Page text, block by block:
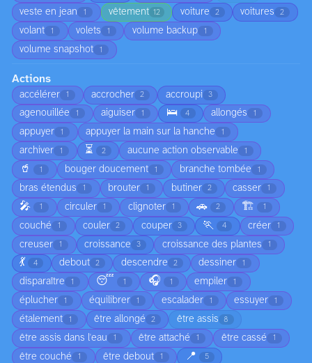
veste en jean 1 vêtement 12 voiture 2 voitures 2
volant 1 volets 1 volume backup 1
volume snapshot 1
Actions
accélérer 1 accrocher 2 accroupi 3
agenouillée 1 aiguiser 1 🛌 4 allongés 1
appuyer 1 appuyer la main sur la hanche 1
archiver 1 ⏳ 2 aucune action observable 1
🥤 1 bouger doucement 1 branche tombée 1
bras étendus 1 brouter 1 butiner 2 casser 1
🎤 1 circuler 1 clignoter 1 🚗 2 🏗️ 1
couché 1 couler 2 couper 3 🏃 4 créer 1
creuser 1 croissance 3 croissance des plantes 1
💃 4 debout 2 descendre 2 dessiner 1
disparaître 1 😴 1 🎧 1 empiler 1
éplucher 1 équilibrer 1 escalader 1 essuyer 1
étalement 1 être allongé 2 être assis 8
être assis dans l'eau 1 être attaché 1 être cassé 1
être couché 1 être debout 1 📍 5